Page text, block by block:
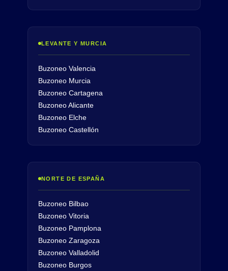
LEVANTE Y MURCIA
Buzoneo Valencia
Buzoneo Murcia
Buzoneo Cartagena
Buzoneo Alicante
Buzoneo Elche
Buzoneo Castellón
NORTE DE ESPAÑA
Buzoneo Bilbao
Buzoneo Vitoria
Buzoneo Pamplona
Buzoneo Zaragoza
Buzoneo Valladolid
Buzoneo Burgos